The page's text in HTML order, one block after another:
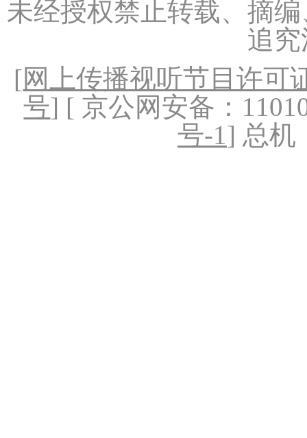
未经授权禁止转载、摘
追
[网上传播视听节目许可
号] [ 京公网安备：
号-1] 总机